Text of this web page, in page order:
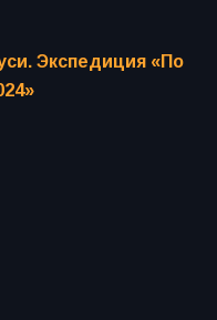
Экспедиция «По